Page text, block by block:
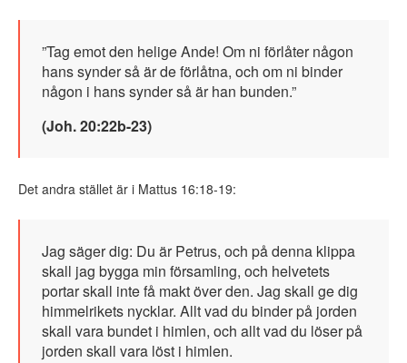
”Tag emot den helige Ande! Om ni förlåter någon
hans synder så är de förlåtna, och om ni binder
någon i hans synder så är han bunden.”
(Joh. 20:22b-23)
Det andra stället är i Mattus 16:18-19:
Jag säger dig: Du är Petrus, och på denna klippa
skall jag bygga min församling, och helvetets
portar skall inte få makt över den. Jag skall ge dig
himmelrikets nycklar. Allt vad du binder på jorden
skall vara bundet i himlen, och allt vad du löser på
jorden skall vara löst i himlen.